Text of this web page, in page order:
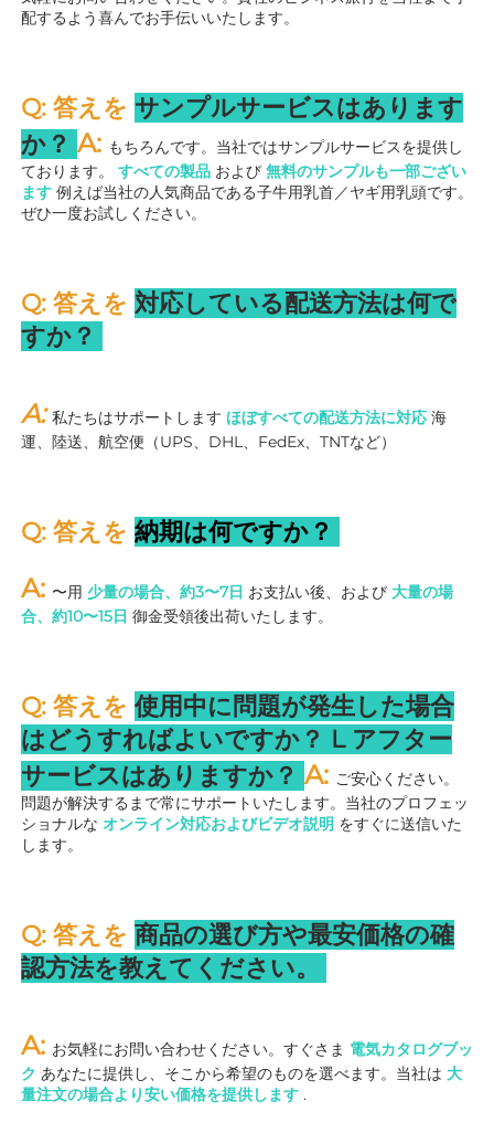
配するよう喜んでお手伝いいたします。
Q: 答えを サンプルサービスはあります
か？ A: もちろんです。当社ではサンプルサービスを提供し
ております。 すべての製品 および 無料のサンプルも一部ござい
ます 例えば当社の人気商品である子牛用乳首／ヤギ用乳頭です。
ぜひ一度お試しください。
Q: 答えを 対応している配送方法は何で
すか？
A: 私たちはサポートします ほぼすべての配送方法に対応 海
運、陸送、航空便（UPS、DHL、FedEx、TNTなど）
Q: 答えを 納期は何ですか？
A: 〜用 少量の場合、約3〜7日 お支払い後、および 大量の場
合、約10〜15日 御金受領後出荷いたします。
Q: 答えを 使用中に問題が発生した場合
はどうすればよいですか？ L アフター
サービスはありますか？ A: ご安心ください。
問題が解決するまで常にサポートいたします。当社のプロフェッ
ショナルな オンライン対応およびビデオ説明 をすぐに送信いた
します。
Q: 答えを 商品の選び方や最安価格の確
認方法を教えてください。
A: お気軽にお問い合わせください。すぐさま 電気カタログブッ
ク あなたに提供し、そこから希望のものを選べます。当社は 大
量注文の場合より安い価格を提供します .